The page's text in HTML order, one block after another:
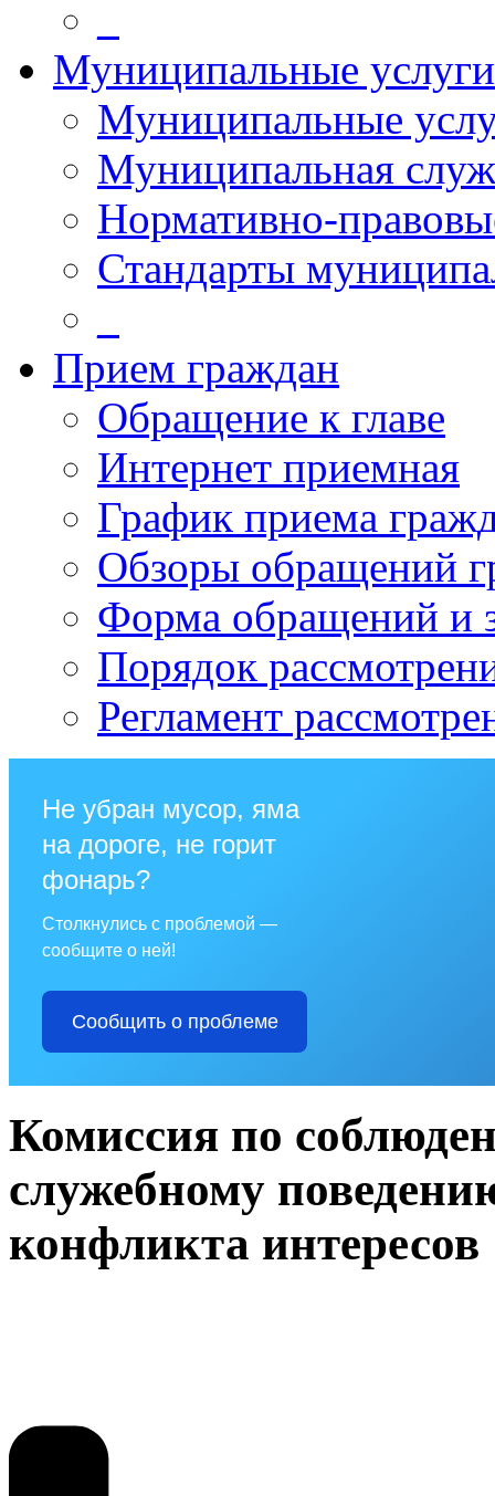
Муниципальные услуги
Муниципальные
Муниципальная
Нормативно-
Стандарты
Прием граждан
Обращение к главе
Интернет приемная
График приема
Обзоры обращений
Форма обращений и
Порядок
Регламент
Не убран мусор, яма
на дороге, не горит
фонарь?
Столкнулись с проблемой —
сообщите о ней!
Сообщить о проблеме
Комиссия по
служебному
конфликта интересов